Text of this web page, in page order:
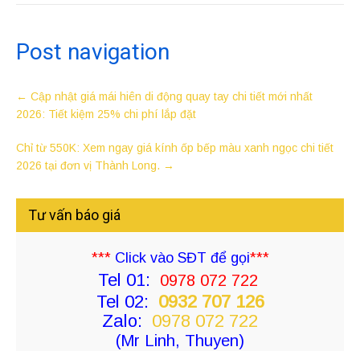
Post navigation
← Cập nhật giá mái hiên di động quay tay chi tiết mới nhất
2026: Tiết kiệm 25% chi phí lắp đặt
Chỉ từ 550K: Xem ngay giá kính ốp bếp màu xanh ngọc chi tiết
2026 tại đơn vị Thành Long. →
Tư vấn báo giá
***Click vào SĐT để gọi***
Tel 01: 0978 072 722
Tel 02: 0932 707 126
Zalo: 0978 072 722
(Mr Linh, Thuyen)